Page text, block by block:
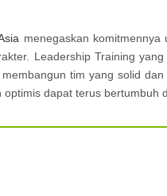
menegaskan
Leadership Training
tim yang solid
dapat terus bertumbuh